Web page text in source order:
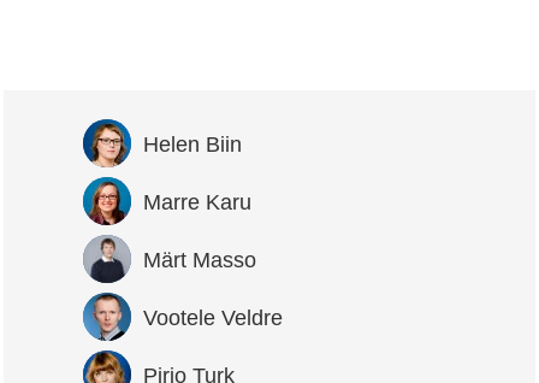
Helen Biin
Marre Karu
Märt Masso
Vootele Veldre
Pirjo Turk